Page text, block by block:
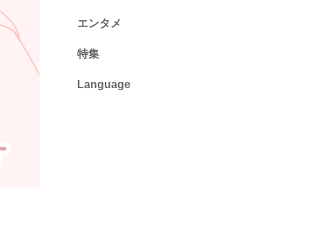
推し活
カルチャー・暮らし
エンタメ
特集
Language